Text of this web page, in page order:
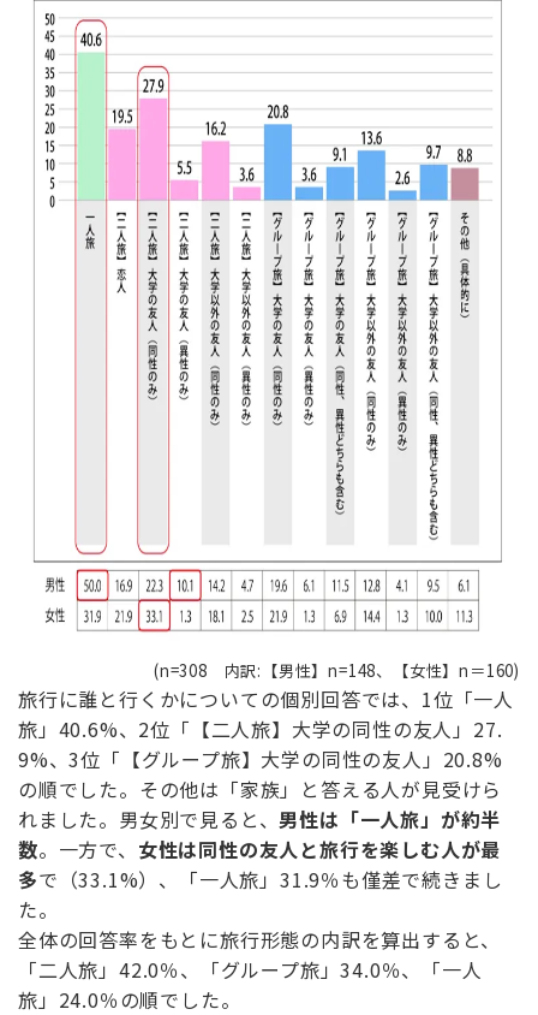
(n=308 内訳:【男性】n=148、【女性】n＝160)
旅行に誰と行くかについての個別回答では、1位「一人
旅」40.6%、2位「【二人旅】大学の同性の友人」27.
9%、3位「【グループ旅】大学の同性の友人」20.8%
の順でした。その他は「家族」と答える人が見受けら
れました。男女別で見ると、男性は「一人旅」が約半
数。一方で、 女性は同性の友人と旅行を楽しむ人が最
多で（33.1%）、「一人旅」31.9％も僅差で続きまし
た。
全体の回答率をもとに旅行形態の内訳を算出すると、
「二人旅」42.0％、「グループ旅」34.0％、「一人
旅」24.0％の順でした。